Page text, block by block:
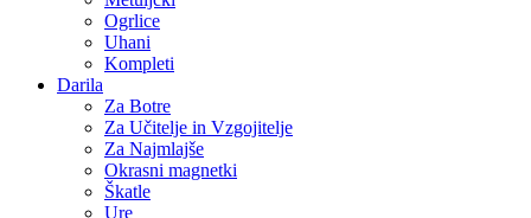
Ogrlice
Uhani
Kompleti
Darila
Za Botre
Za Učitelje in Vzgojitelje
Za Najmlajše
Okrasni magnetki
Škatle
Ure